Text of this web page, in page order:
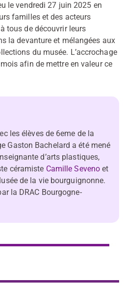
le vendredi 27 juin 2025 en
familles et des acteurs
tous de découvrir leurs
la devanture et mélangées aux
du musée. L’accrochage
afin de mettre en valeur ce
les élèves de 6eme de la
Gaston Bachelard a été mené
d’arts plastiques,
céramiste Camille Seveno et
de la vie bourguignonne.
la DRAC Bourgogne-